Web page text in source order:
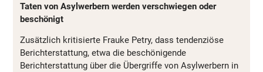
Taten von Asylwerbern werden verschwiegen oder
beschönigt
Zusätzlich kritisierte Frauke Petry, dass tendenziöse
Berichterstattung, etwa die beschönigende
Berichterstattung über die Übergriffe von Asylwerbern in